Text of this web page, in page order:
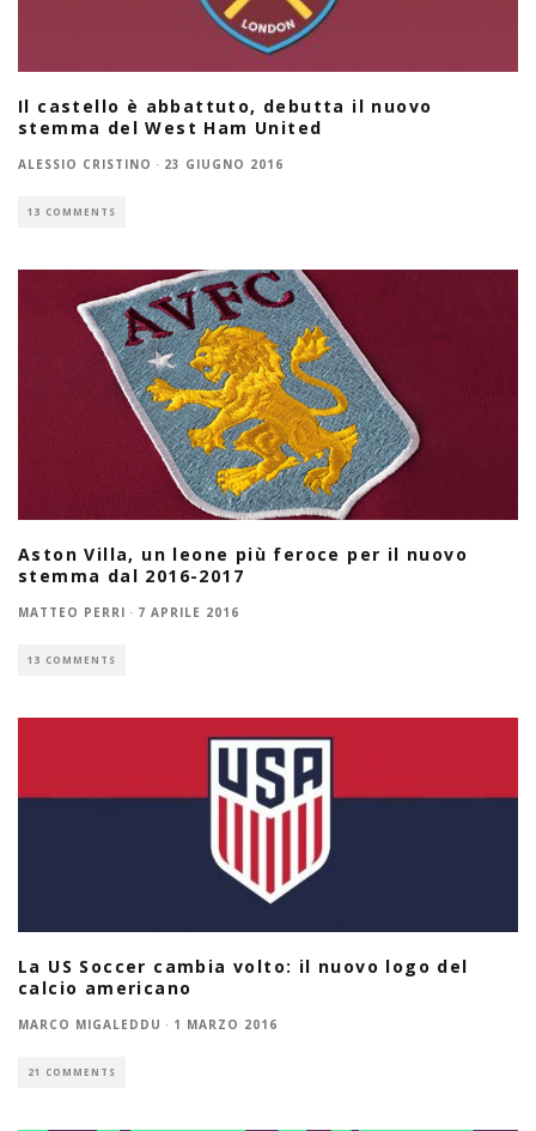
Il castello è abbattuto, debutta il nuovo
stemma del West Ham United
ALESSIO CRISTINO · 23 GIUGNO 2016
13 COMMENTS
Aston Villa, un leone più feroce per il nuovo
stemma dal 2016-2017
MATTEO PERRI · 7 APRILE 2016
13 COMMENTS
La US Soccer cambia volto: il nuovo logo del
calcio americano
MARCO MIGALEDDU · 1 MARZO 2016
21 COMMENTS